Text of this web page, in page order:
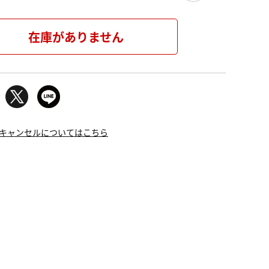
在庫がありません
ャンセルについてはこちら